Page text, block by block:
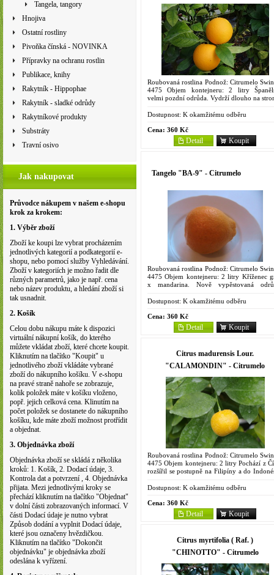
Tangela, tangory
Hnojiva
Ostatní rostliny
Pivoňka čínská - NOVINKA
Přípravky na ochranu rostlin
Publikace, knihy
Rakytník - Hippophae
Rakytník - sladké odrůdy
Rakytníkové produkty
Substráty
Travní osivo
Jak nakupovat
Průvodce nákupem v našem e-shopu
krok za krokem:
1. Výběr zboží
Zboží ke koupi lze vybrat procházením
jednotlivých kategorií a podkategorií e-
shopu, nebo pomocí služby Vyhledávání.
Zboží v kategoriích je možno řadit dle
různých parametrů, jako je např. cena
nebo název produktu, a hledání zboží si
tak usnadnit.
2. Košík
Celou dobu nákupu máte k dispozici
virtuální nákupní košík, do kterého
můžete vkládat zboží, které chcete koupit.
Kliknutím na tlačítko "Koupit" u
jednotlivého zboží vkládáte vybrané
zboží do nákupního košíku. V e-shopu
na pravé straně nahoře se zobrazuje,
kolik položek máte v košíku vloženo,
popř. jejich celková cena. Klinutím na
počet položek se dostanete do nákupního
košíku, kde máte zboží možnost protřídit
a objednat.
3. Objednávka zboží
Objednávka zboží se skládá z několika
kroků: 1. Košík, 2. Dodací údaje, 3.
Kontrola dat a potvrzení , 4. Objednávka
přijata. Mezi jednotlivými kroky se
přechází kliknutím na tlačítko "Objednat"
v dolní části zobrazovaných informací. V
části Dodací údaje je nutno vybrat
Způsob dodání a vyplnit Dodací údaje,
které jsou označeny hvězdičkou.
Kliknutím na tlačítko "Dokončit
objednávku" je objednávka zboží
odeslána k vyřízení.
Roubovaná rostlina Podnož: Citrumelo
4475 Objem kontejneru: 2 litry
velmi pozdní odrůda. Vydrží dlouho na
obvykle krátké, úzké....
Dostupnost: K okamžitému odběru
Cena: 360 Kč
Koupit
Detail
Tangelo "BA-9" - Citrumelo
Roubovaná rostlina Podnož: Citrumelo
4475 Objem kontejneru: 2 litry Kříženec
x mandarina. Nově vypěstovaná
A. Bertolamiho....
Dostupnost: K okamžitému odběru
Cena: 360 Kč
Koupit
Detail
Citrus madurensis Lour.
"CALAMONDIN" - Citrumelo
Roubovaná rostlina Podnož: Citrumelo
4475 Objem kontejneru: 2 litry Pochází z
rozšířil se postupně na Filipíny a do
Itálie...
Dostupnost: K okamžitému odběru
Cena: 360 Kč
Koupit
Detail
Citrus myrtifolia ( Raf. )
"CHINOTTO" - Citrumelo